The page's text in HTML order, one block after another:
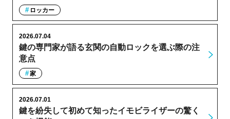
ロッカー
鍵の専門家が語る玄関の自動ロックを選ぶ際の注
意点
2026.07.04
家
鍵を紛失して初めて知ったイモビライザーの驚く
2026.07.01